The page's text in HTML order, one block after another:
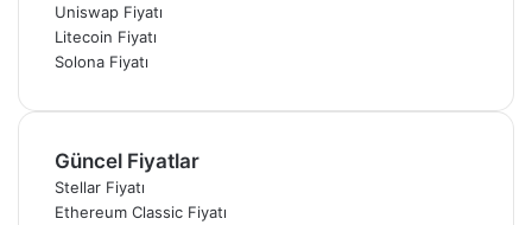
Uniswap Fiyatı
Litecoin Fiyatı
Solona Fiyatı
Güncel Fiyatlar
Stellar Fiyatı
Ethereum Classic Fiyatı